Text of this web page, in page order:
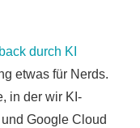
durch KI
etwas für Nerds.
in der wir KI-
Google Cloud